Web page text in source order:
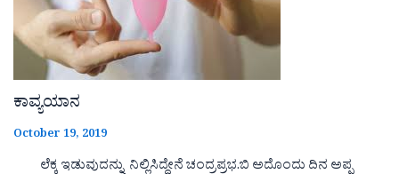
ಕಾವ್ಯಯಾನ
October 19, 2019
ಲೆಕ್ಕ ಇಡುವುದನ್ನು ನಿಲ್ಲಿಸಿದ್ದೇನೆ ಚಂದ್ರಪ್ರಭ.ಬಿ ಅದೊಂದು ದಿನ ಅಪ್ಪ